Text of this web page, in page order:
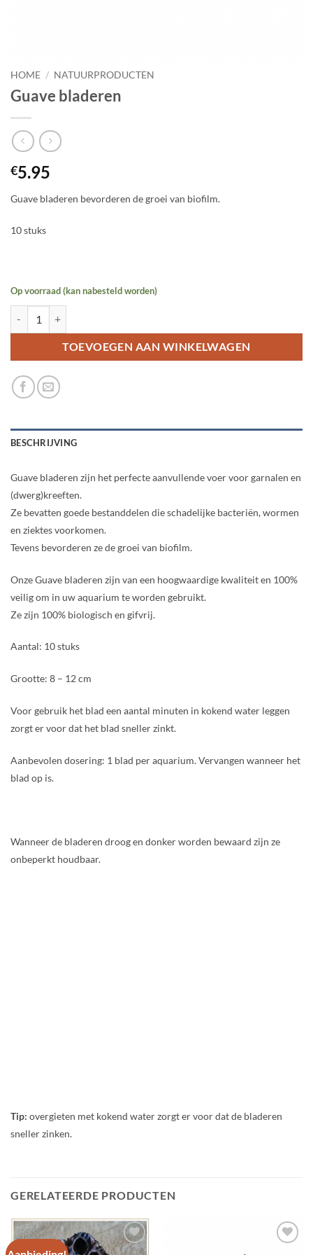
HOME / NATUURPRODUCTEN
Guave bladeren
€5.95
Guave bladeren bevorderen de groei van biofilm.
10 stuks
Op voorraad (kan nabesteld worden)
TOEVOEGEN AAN WINKELWAGEN
BESCHRIJVING
Guave bladeren zijn het perfecte aanvullende voer voor garnalen en
(dwerg)kreeften.
Ze bevatten goede bestanddelen die schadelijke bacteriën, wormen
en ziektes voorkomen.
Tevens bevorderen ze de groei van biofilm.
Onze Guave bladeren zijn van een hoogwaardige kwaliteit en 100%
veilig om in uw aquarium te worden gebruikt.
Ze zijn 100% biologisch en gifvrij.
Aantal: 10 stuks
Grootte: 8 – 12 cm
Voor gebruik het blad een aantal minuten in kokend water leggen
zorgt er voor dat het blad sneller zinkt.
Aanbevolen dosering: 1 blad per aquarium. Vervangen wanneer het
blad op is.
Wanneer de bladeren droog en donker worden bewaard zijn ze
onbeperkt houdbaar.
Tip: overgieten met kokend water zorgt er voor dat de bladeren
sneller zinken.
GERELATEERDE PRODUCTEN
Add to